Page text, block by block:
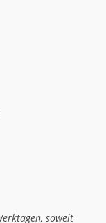
soweit